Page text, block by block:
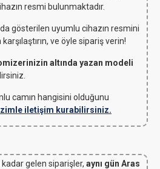
resmi bulunmaktadır.
gösterilen uyumlu cihazın resmini
karşılaştırın, ve öyle sipariş verin!
altında yazan modeli
camın hangisini olduğunu
iletişim kurabilirsiniz.
kadar gelen siparişler, aynı gün Aras